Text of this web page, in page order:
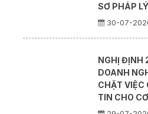
SƠ PHÁP LÝ
30-07-
NGHỊ ĐỊNH
DOANH
CHẶT VIỆC
TIN CHO